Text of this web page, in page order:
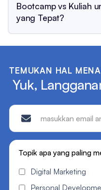
Bootcamp vs Kuliah
yang Tepat?
TEMUKAN HAL
Yuk,
Topik apa yang paling
Digital Marketing
Personal